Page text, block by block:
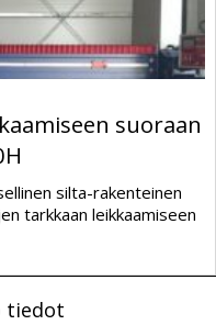
suoraan
silta-rakenteinen
tarkkaan leikkaamiseen
tiedot